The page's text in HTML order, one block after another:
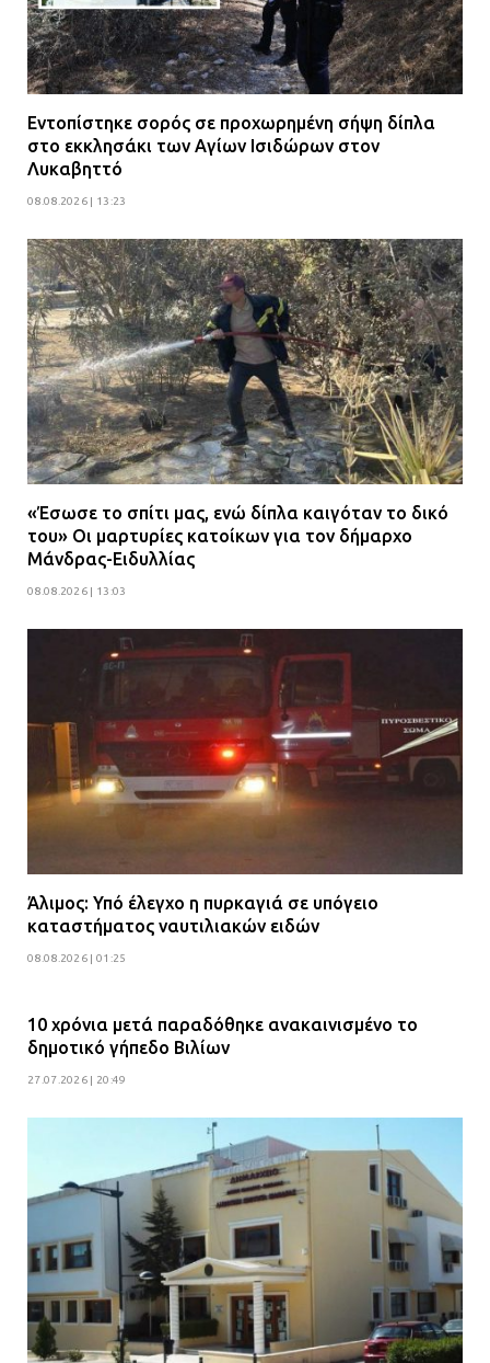
Εντοπίστηκε σορός σε προχωρημένη σήψη δίπλα
στο εκκλησάκι των Αγίων Ισιδώρων στον
Λυκαβηττό
08.08.2026 | 13:23
«Έσωσε το σπίτι μας, ενώ δίπλα καιγόταν το δικό
του» Οι μαρτυρίες κατοίκων για τον δήμαρχο
Μάνδρας-Ειδυλλίας
08.08.2026 | 13:03
Άλιμος: Υπό έλεγχο η πυρκαγιά σε υπόγειο
καταστήματος ναυτιλιακών ειδών
08.08.2026 | 01:25
10 χρόνια μετά παραδόθηκε ανακαινισμένο το
δημοτικό γήπεδο Βιλίων
27.07.2026 | 20:49